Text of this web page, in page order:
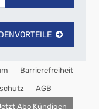
Barrierefreiheit
AGB
Abo Kündigen